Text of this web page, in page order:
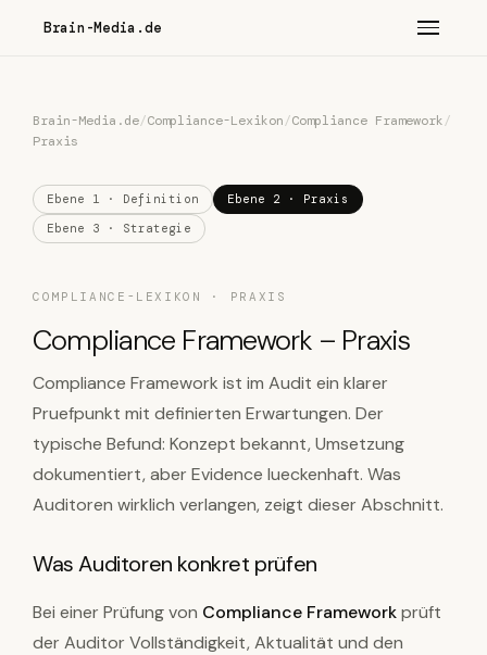
Brain-Media.de
Brain-Media.de/Compliance-Lexikon/Compliance Framework/
Praxis
Ebene 1 · Definition
Ebene 2 · Praxis
Ebene 3 · Strategie
COMPLIANCE-LEXIKON · PRAXIS
Compliance Framework – Praxis
Compliance Framework ist im Audit ein klarer
Pruefpunkt mit definierten Erwartungen. Der
typische Befund: Konzept bekannt, Umsetzung
dokumentiert, aber Evidence lueckenhaft. Was
Auditoren wirklich verlangen, zeigt dieser Abschnitt.
Was Auditoren konkret prüfen
Bei einer Prüfung von Compliance Frameworkprüft
der Auditor Vollständigkeit, Aktualität und den